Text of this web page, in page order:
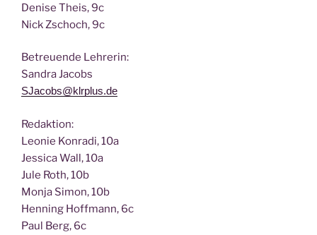
Deni­se Theis, 9c
Nick Zscho­ch, 9c
Betreu­en­de Lehrerin:
San­dra Jacobs
SJacobs@klrplus.de
Redak­ti­on:
Leo­nie Kon­ra­di, 10a
Jes­si­ca Wall, 10a
Jule Roth, 10b
Mon­ja Simon, 10b
Hen­ning Hoff­mann, 6c
Paul Berg, 6c